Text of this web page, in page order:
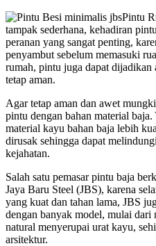
Pintu
tampak sederhana, kehadiran
peranan yang sangat penting,
penyambut sebelum memasuki
rumah, pintu juga dapat dijadikan
tetap aman.
Agar tetap aman dan awet
pintu dengan bahan material
material kayu bahan baja lebih
dirusak sehingga dapat
kejahatan.
Salah satu pemasar pintu baja
Jaya Baru Steel (JBS), karena
yang kuat dan tahan lama, JBS
dengan banyak model, mulai
natural menyerupai urat kayu,
arsitektur.